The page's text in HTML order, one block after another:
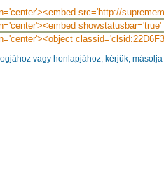
vagy honlapjához, kérjük,